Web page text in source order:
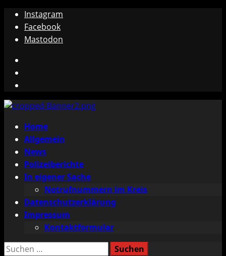
Zum
Inhalt
springen
Instagram
Facebook
Mastodon
Primäres
Menü
Home
Allgemein
News
Polizeiberichte
In eigener Sache
Notrufnummern im Kreis
Datenschutzerklärung
Impressum
Kontaktformular
Suchen